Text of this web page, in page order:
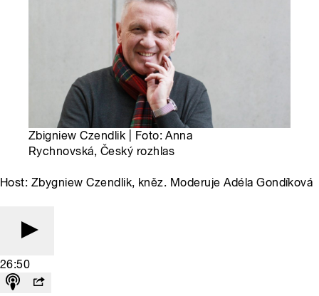
Zbigniew Czendlik | Foto: Anna
Rychnovská, Český rozhlas
Host: Zbygniew Czendlik, kněz. Moderuje Adéla Gondíková
26:50